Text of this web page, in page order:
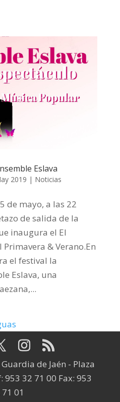
Eslava
2019 | Noticias
de mayo, a las 22
de salida de la
inaugura el El
& Verano.En
el festival la
Eslava, una
de Jaén - Plaza
953 32 71 00 Fax: 953
01